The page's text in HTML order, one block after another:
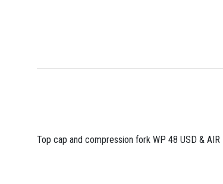
Top cap and compression fork WP 48 USD & AIR